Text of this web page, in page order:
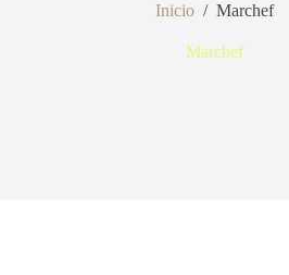
Inicio / Marchef
Marchef